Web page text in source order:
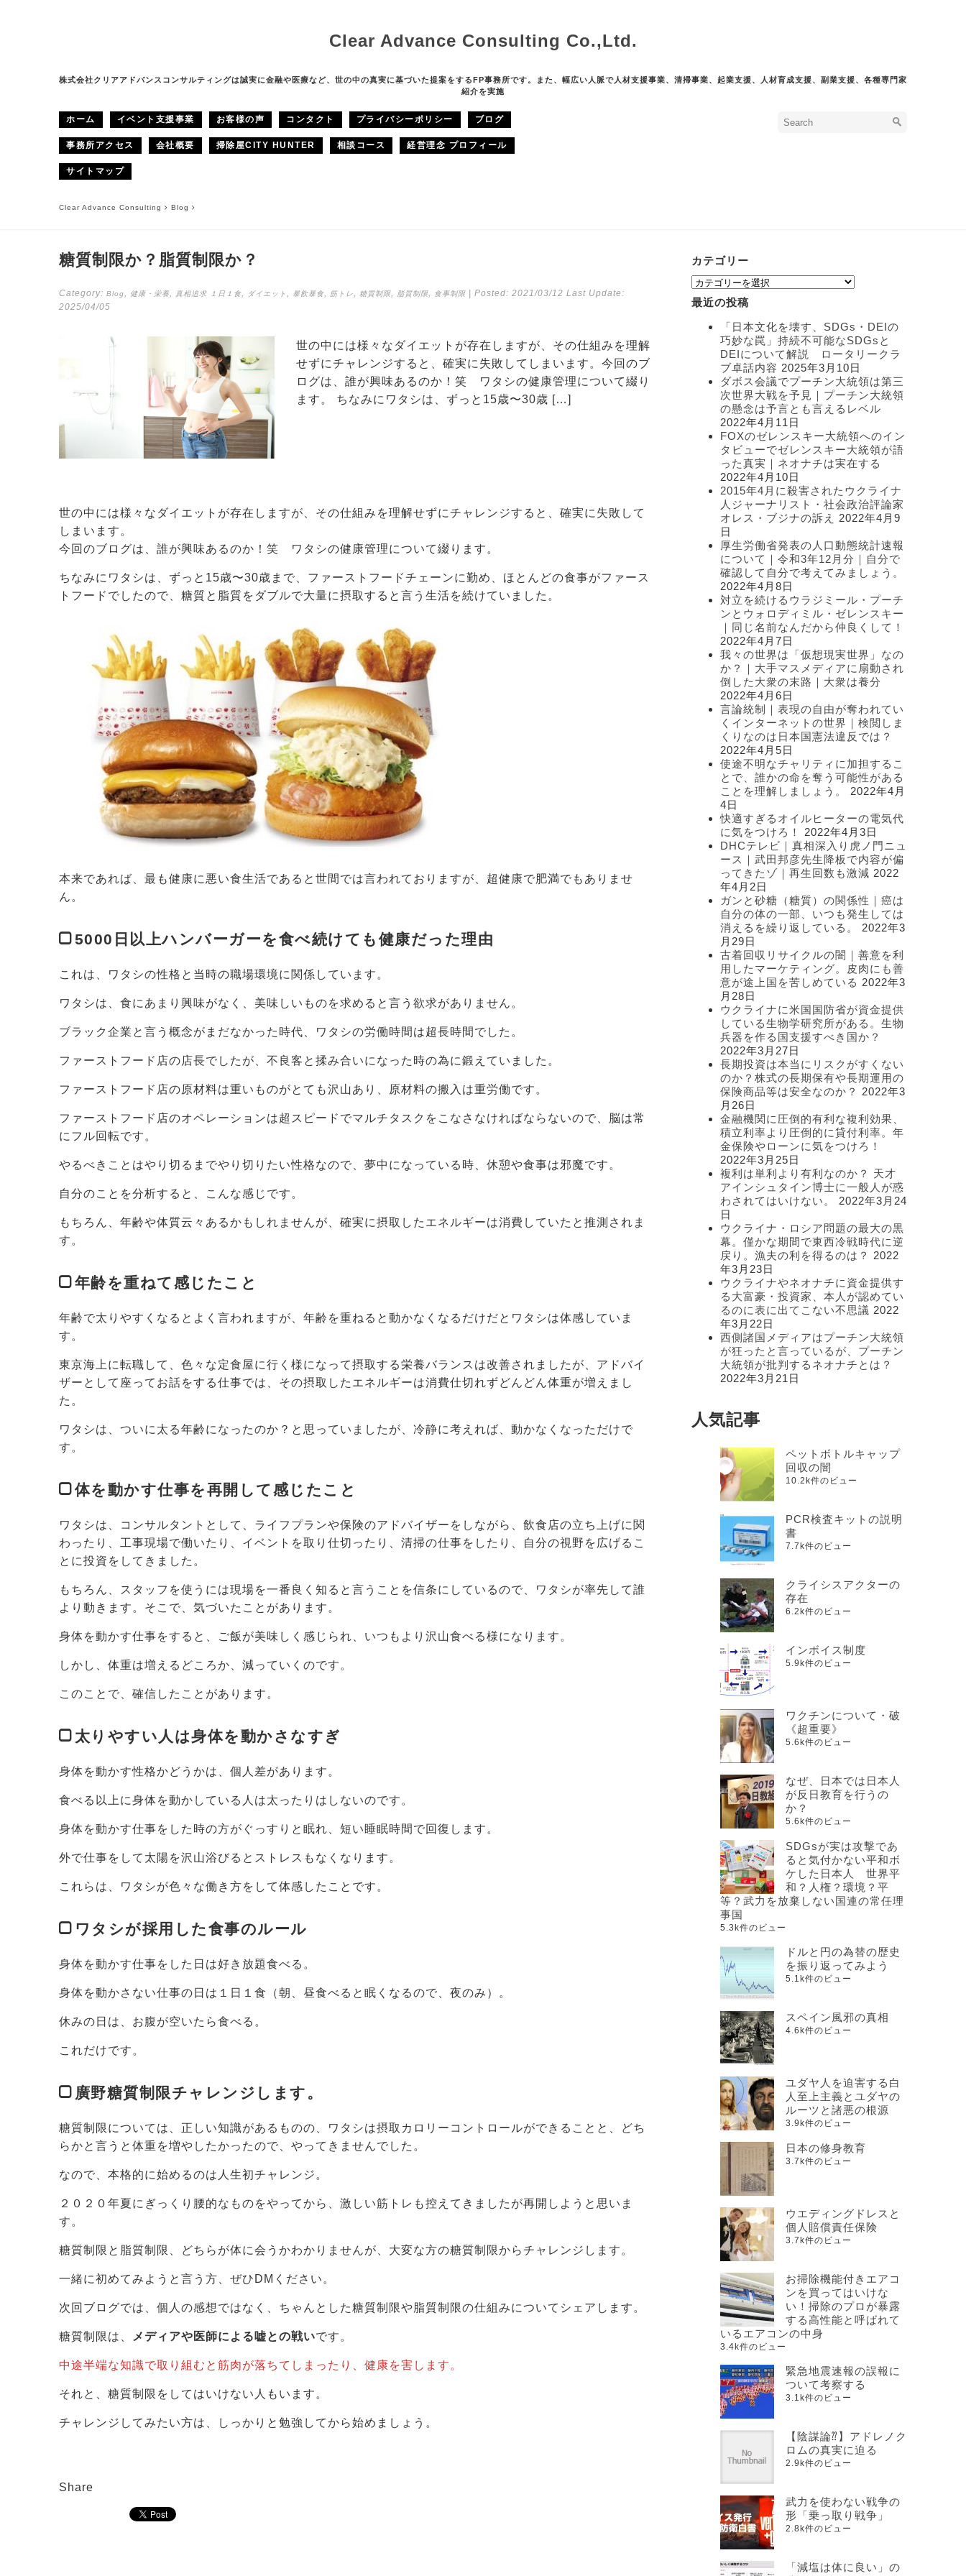
Clear Advance Consulting Co.,Ltd.
株式会社クリアアドバンスコンサルティングは誠実に金融や医療など、世の中の真実に基づいた提案をするFP事務所です。また、幅広い人脈で人材支援事業、清掃事業、起業支援、人材育成支援、副業支援、各種専門家
紹介を実施
ホーム イベント支援事業 お客様の声 コンタクト プライバシーポリシー ブログ
事務所アクセス 会社概要 掃除屋CITY HUNTER 相談コース 経営理念 プロフィール
サイトマップ
Clear Advance Consulting Blog
糖質制限か？脂質制限か？
Category: Blog, 健康・栄養, 真相追求 １日１食, ダイエット , 暴飲暴食, 筋トレ, 糖質制限, 脂質制限, 食事制限 | Posted: 2021/03/12 Last Update:
2025/04/05
世の中には様々なダイエットが存在しますが、その仕組みを理解
せずにチャレンジすると、確実に失敗してしまいます。今回のブ
ログは、誰が興味あるのか！笑 ワタシの健康管理について綴り
ます。 ちなみにワタシは、ずっと15歳〜30歳 […]
世の中には様々なダイエットが存在しますが、その仕組みを理解せずにチャレンジすると、確実に失敗して
しまいます。
今回のブログは、誰が興味あるのか！笑 ワタシの健康管理について綴ります。
ちなみにワタシは、ずっと15歳〜30歳まで、ファーストフードチェーンに勤め、ほとんどの食事がファース
トフードでしたので、糖質と脂質をダブルで大量に摂取すると言う生活を続けていました。
本来であれば、最も健康に悪い食生活であると世間では言われておりますが、超健康で肥満でもありませ
ん。
5000日以上ハンバーガーを食べ続けても健康だった理由
これは、ワタシの性格と当時の職場環境に関係しています。
ワタシは、食にあまり興味がなく、美味しいものを求めると言う欲求がありません。
ブラック企業と言う概念がまだなかった時代、ワタシの労働時間は超長時間でした。
ファーストフード店の店長でしたが、不良客と揉み合いになった時の為に鍛えていました。
ファーストフード店の原材料は重いものがとても沢山あり、原材料の搬入は重労働です。
ファーストフード店のオペレーションは超スピードでマルチタスクをこなさなければならないので、脳は常
にフル回転です。
やるべきことはやり切るまでやり切りたい性格なので、夢中になっている時、休憩や食事は邪魔です。
自分のことを分析すると、こんな感じです。
もちろん、年齢や体質云々あるかもしれませんが、確実に摂取したエネルギーは消費していたと推測されま
す。
年齢を重ねて感じたこと
年齢で太りやすくなるとよく言われますが、年齢を重ねると動かなくなるだけだとワタシは体感していま
す。
東京海上に転職して、色々な定食屋に行く様になって摂取する栄養バランスは改善されましたが、アドバイ
ザーとして座ってお話をする仕事では、その摂取したエネルギーは消費仕切れずどんどん体重が増えまし
た。
ワタシは、ついに太る年齢になったのか？と思っていましたが、冷静に考えれば、動かなくなっただけで
す。
体を動かす仕事を再開して感じたこと
ワタシは、コンサルタントとして、ライフプランや保険のアドバイザーをしながら、飲食店の立ち上げに関
わったり、工事現場で働いたり、イベントを取り仕切ったり、清掃の仕事をしたり、自分の視野を広げるこ
とに投資をしてきました。
もちろん、スタッフを使うには現場を一番良く知ると言うことを信条にしているので、ワタシが率先して誰
より動きます。そこで、気づいたことがあります。
身体を動かす仕事をすると、ご飯が美味しく感じられ、いつもより沢山食べる様になります。
しかし、体重は増えるどころか、減っていくのです。
このことで、確信したことがあります。
太りやすい人は身体を動かさなすぎ
身体を動かす性格かどうかは、個人差があります。
食べる以上に身体を動かしている人は太ったりはしないのです。
身体を動かす仕事をした時の方がぐっすりと眠れ、短い睡眠時間で回復します。
外で仕事をして太陽を沢山浴びるとストレスもなくなります。
これらは、ワタシが色々な働き方をして体感したことです。
ワタシが採用した食事のルール
身体を動かす仕事をした日は好き放題食べる。
身体を動かさない仕事の日は１日１食（朝、昼食べると眠くなるので、夜のみ）。
休みの日は、お腹が空いたら食べる。
これだけです。
廣野糖質制限チャレンジします。
糖質制限については、正しい知識があるものの、ワタシは摂取カロリーコントロールができることと、どち
らかと言うと体重を増やしたかったので、やってきませんでした。
なので、本格的に始めるのは人生初チャレンジ。
２０２０年夏にぎっくり腰的なものをやってから、激しい筋トレも控えてきましたが再開しようと思いま
す。
糖質制限と脂質制限、どちらが体に会うかわかりませんが、大変な方の糖質制限からチャレンジします。
一緒に初めてみようと言う方、ぜひDMください。
次回ブログでは、個人の感想ではなく、ちゃんとした糖質制限や脂質制限の仕組みについてシェアします。
糖質制限は、 メディアや医師による嘘との戦いです。
中途半端な知識で取り組むと筋肉が落ちてしまったり、健康を害します。
それと、糖質制限をしてはいけない人もいます。
チャレンジしてみたい方は、しっかりと勉強してから始めましょう。
Share
カテゴリー
カ
テ
ゴ
最近の投稿
「日本文化を壊す、SDGs・DEIの
巧妙な罠」持続不可能なSDGsと
DEIについて解説 ロータリークラ
ブ卓話内容 2025年3月10日
ダボス会議でプーチン大統領は第三
次世界大戦を予見｜プーチン大統領
の懸念は予言とも言えるレベル
2022年4月11日
FOXのゼレンスキー大統領へのイン
タビューでゼレンスキー大統領が語
った真実｜ネオナチは実在する
2022年4月10日
2015年4月に殺害されたウクライナ
人ジャーナリスト・社会政治評論家
オレス・ブジナの訴え
2022年4月9
日
厚生労働省発表の人口動態統計速報
について｜令和3年12月分｜自分で
確認して自分で考えてみましょう。
2022年4月8日
対立を続けるウラジミール・プーチ
ンとウォロディミル・ゼレンスキー
｜同じ名前なんだから仲良くして！
2022年4月7日
我々の世界は「仮想現実世界」なの
か？｜大手マスメディアに扇動され
倒した大衆の末路｜大衆は養分
2022年4月6日
言論統制｜表現の自由が奪われてい
くインターネットの世界｜検閲しま
くりなのは日本国憲法違反では？
2022年4月5日
使途不明なチャリティに加担するこ
とで、誰かの命を奪う可能性がある
ことを理解しましょう。
2022年4月
4日
快適すぎるオイルヒーターの電気代
に気をつけろ！
2022年4月3日
DHCテレビ｜真相深入り虎ノ門ニュ
ース｜武田邦彦先生降板で内容が偏
ってきたゾ｜再生回数も激減 2022
年4月2日
ガンと砂糖（糖質）の関係性｜癌は
自分の体の一部、いつも発生しては
消えるを繰り返している。
2022年3
月29日
古着回収リサイクルの闇｜善意を利
用したマーケティング。皮肉にも善
意が途上国を苦しめている 2022年3
月28日
ウクライナに米国国防省が資金提供
している生物学研究所がある。生物
兵器を作る国支援すべき国か？
2022年3月27日
長期投資は本当にリスクがすくない
のか？株式の長期保有や長期運用の
保険商品等は安全なのか？
2022年3
月26日
金融機関に圧倒的有利な複利効果、
積立利率より圧倒的に貸付利率。年
金保険やローンに気をつけろ！
2022年3月25日
複利は単利より有利なのか？ 天才
アインシュタイン博士に一般人が惑
わされてはいけない。
2022年3月24
日
ウクライナ・ロシア問題の最大の黒
幕。僅かな期間で東西冷戦時代に逆
戻り。漁夫の利を得るのは？
2022
年3月23日
ウクライナやネオナチに資金提供す
る大富豪・投資家、本人が認めてい
るのに表に出てこない不思議 2022
年3月22日
西側諸国メディアはプーチン大統領
が狂ったと言っているが、プーチン
大統領が批判するネオナチとは？
2022年3月21日
人気記事
ペットボトルキャップ
回収の闇
10.2k件のビュー
PCR検査キットの説明
書
7.7k件のビュー
クライシスアクターの
存在
6.2k件のビュー
インボイス制度
5.9k件のビュー
ワクチンについて・破
《超重要》
5.6k件のビュー
なぜ、日本では日本人
が反日教育を行うの
か？
5.6k件のビュー
SDGsが実は攻撃であ
ると気付かない平和ボ
ケした日本人 世界平
和？人権？環境？平
等？武力を放棄しない国連の常任理
事国
5.3k件のビュー
ドルと円の為替の歴史
を振り返ってみよう
5.1k件のビュー
スペイン風邪の真相
4.6k件のビュー
ユダヤ人を迫害する白
人至上主義とユダヤの
ルーツと諸悪の根源
3.9k件のビュー
日本の修身教育
3.7k件のビュー
ウエディングドレスと
個人賠償責任保険
3.7k件のビュー
お掃除機能付きエアコ
ンを買ってはいけな
い！掃除のプロが暴露
する高性能と呼ばれて
いるエアコンの中身
3.4k件のビュー
緊急地震速報の誤報に
ついて考察する
3.1k件のビュー
【陰謀論⁇】アドレノク
ロムの真実に迫る
2.9k件のビュー
武力を使わない戦争の
形「乗っ取り戦争」
2.8k件のビュー
「減塩は体に良い」の